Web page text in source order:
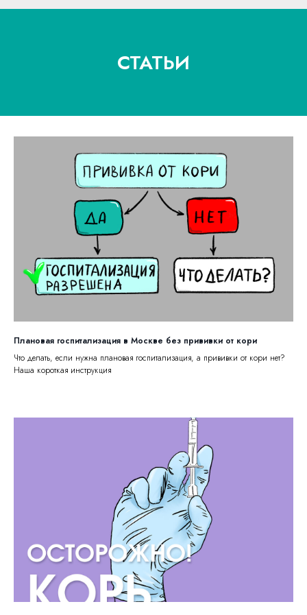
СТАТЬИ
Плановая госпитализация в Москве без прививки от кори
Что делать, если нужна плановая госпитализация, а прививки от кори нет?
Наша короткая инструкция